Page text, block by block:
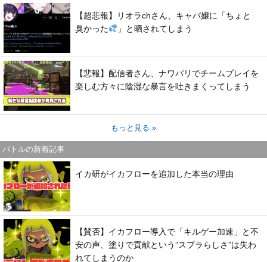
【超悲報】リオラchさん、キャバ嬢に「ちょと
臭かった
」と晒されてしまう
【悲報】配信者さん、ナワバリでチームプレイを
楽しむ方々に陰湿な暴言を吐きまくってしまう
もっと見る »
バトルの新着記事
イカ研がイカフローを追加した本当の理由
【賛否】イカフロー導入で「キルゲー加速」と不
安の声、塗りで貢献という”スプラらしさ”は失わ
れてしまうのか